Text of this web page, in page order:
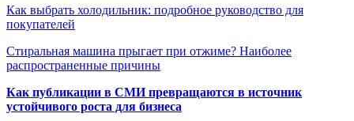
Как выбрать холодильник: подробное руководство для
покупателей
Стиральная машина прыгает при отжиме? Наиболее
распространенные причины
Как публикации в СМИ превращаются в источник
устойчивого роста для бизнеса